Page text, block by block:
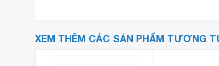
XEM THÊM CÁC SẢN PHẨM TƯƠNG